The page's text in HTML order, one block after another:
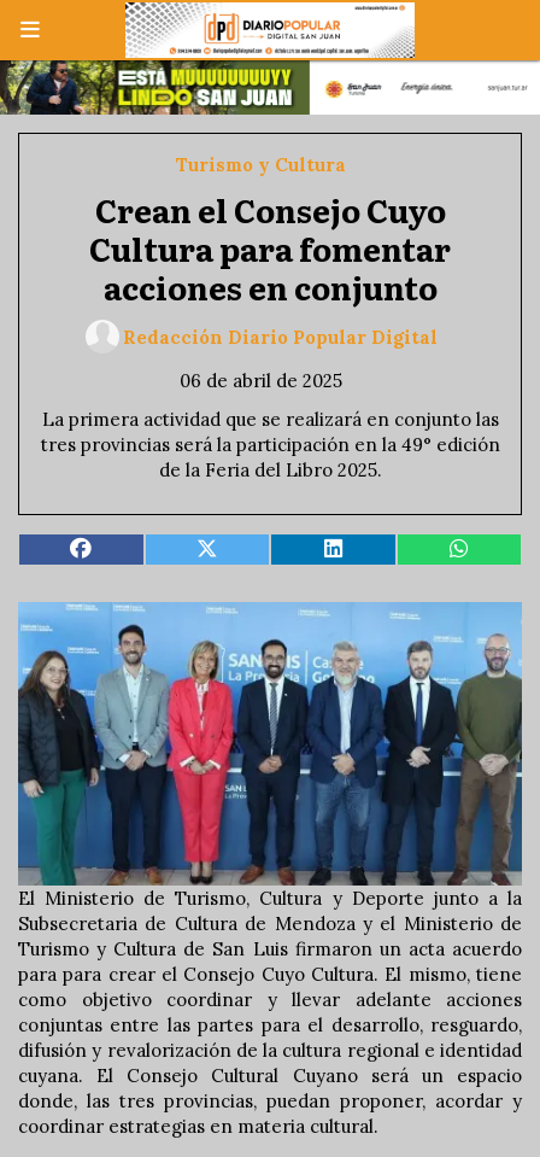
Crean el Consejo Cuyo
Cultura para fomentar
acciones en conjunto
La primera actividad que se realizará en conjunto las
tres provincias será la participación en la 49° edición
de la Feria del Libro 2025.
Turismo y Cultura
06 de abril de 2025
Redacción Diario Popular Digital
El Ministerio de Turismo, Cultura y Deporte junto a la
Subsecretaria de Cultura de Mendoza y el Ministerio de
Turismo y Cultura de San Luis firmaron un acta acuerdo
para para crear el Consejo Cuyo Cultura. El mismo, tiene
como objetivo coordinar y llevar adelante acciones
conjuntas entre las partes para el desarrollo, resguardo,
difusión y revalorización de la cultura regional e identidad
cuyana. El Consejo Cultural Cuyano será un espacio
donde, las tres provincias, puedan proponer, acordar y
coordinar estrategias en materia cultural.